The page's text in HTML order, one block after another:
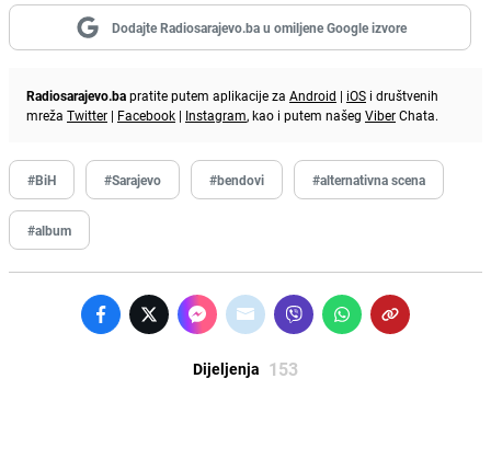
Dodajte Radiosarajevo.ba u omiljene Google izvore
Radiosarajevo.bapratite putem aplikacije za Android | iOS i društvenih
mreža Twitter | Facebook | Instagram, kao i putem našeg ViberChata.
#BiH #Sarajevo #bendovi #alternativna scena
#album
Dijeljenja 153